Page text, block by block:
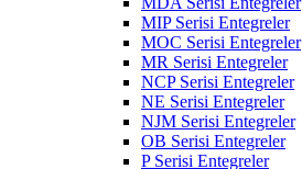
MIP Serisi Entegreler
MOC Serisi Entegreler
MR Serisi Entegreler
NCP Serisi Entegreler
NE Serisi Entegreler
NJM Serisi Entegreler
OB Serisi Entegreler
P Serisi Entegreler